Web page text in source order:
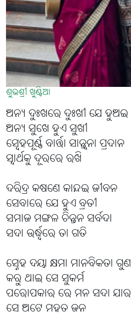
ଶୁଭଶ୍ରୀ ଖୁଣ୍ଟିଆ
ଅନ୍ୟ ଦୁଃଖରେ ଦୁଃଖୀ ଯେ ହୁଅଇ
ଅନ୍ୟ ସୁଖେ ହୁଏ ସୁଖୀ
ସ୍ବେହପୂର୍ଣ୍ଣ ବାର୍ତ୍ତା ସାନ୍ତ୍ୱନା ପ୍ରଦାନ
ସ୍ୱାର୍ଥକୁ ଦୂରରେ ରଖି
ଦରିଦ୍ର କଷଣେ କାନ୍ଦଇ ଜୀବନ
ସେବାରେ ଯେ ହୁଏ ବ୍ରତୀ
ସମାଜ ମଙ୍ଗଳ ଚିନ୍ତନ ସର୍ବଦା
ସଦା ଉର୍ଦ୍ଧ୍ବରେ ତା ଗତି
ସ୍ନେହ ଦୟା କ୍ଷମା ମାନବିକତା ଗୁଣ
କରୁ ଥାଇ ସେ ସୁକର୍ମ
ପରୋପକାର ରେ ମନ ସଦା ଯାର
ସେ ଅଟେ ମହତ ଜନ